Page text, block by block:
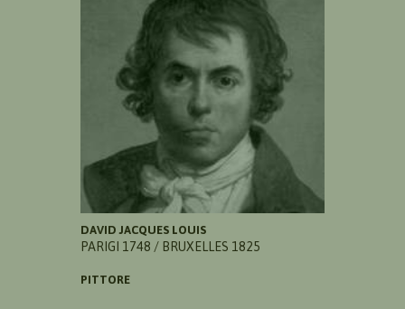
DAVID JACQUES LOUIS
PARIGI 1748 / BRUXELLES 1825
PITTORE